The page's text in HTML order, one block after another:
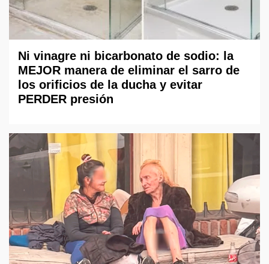
Ni vinagre ni bicarbonato de sodio: la
MEJOR manera de eliminar el sarro de
los orificios de la ducha y evitar
PERDER presión